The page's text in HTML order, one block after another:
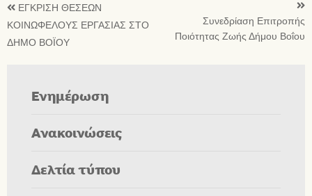
ΕΓΚΡΙΣΗ ΘΕΣΕΩΝ
ΚΟΙΝΩΦΕΛΟΥΣ ΕΡΓΑΣΙΑΣ ΣΤΟ
ΔΗΜΟ ΒΟΪΟΥ
Συνεδρίαση Επιτροπής
Ποιότητας Ζωής Δήμου Βοΐου
Ενημέρωση
Ανακοινώσεις
Δελτία τύπου